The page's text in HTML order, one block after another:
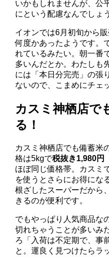
いかもしれませんが、公
にという配慮なんでしょ
イオンでは6月初旬から
何度かあったようです。
れているみたい。朝一番
多いんだとか。わたしも
には「本日分完売」の張
ないので、こまめにチェ
カスミ神栖店で
る！
カスミ神栖店でも備蓄米
格は5kgで税抜き1,980円
ほぼ同じ価格帯。カスミ
を使うとさらにお得にな
根ざしたスーパーだから
きるのが便利です。
でもやっぱり人気商品な
切れちゃうことが多いみ
ろ「入荷は不定期で、事
と。運良く見つけたらラ